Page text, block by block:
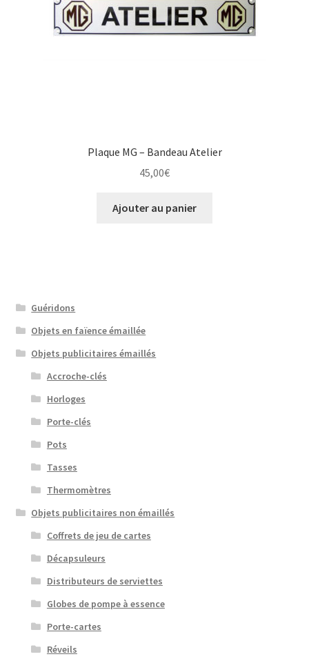
Plaque MG – Bandeau Atelier
45,00€
Ajouter au panier
Guéridons
Objets en faïence émaillée
Objets publicitaires émaillés
Accroche-clés
Horloges
Porte-clés
Pots
Tasses
Thermomètres
Objets publicitaires non émaillés
Coffrets de jeu de cartes
Décapsuleurs
Distributeurs de serviettes
Globes de pompe à essence
Porte-cartes
Réveils